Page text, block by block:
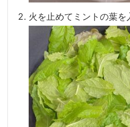
火を止めてミントの葉を